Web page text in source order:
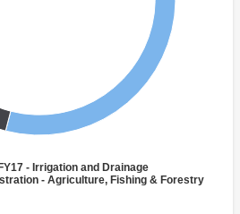
- Irrigation and Drainage
- Agriculture, Fishing & Forestry